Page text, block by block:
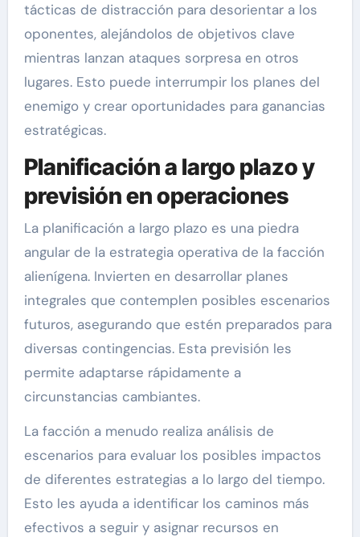
tácticas de distracción para desorientar a los
oponentes, alejándolos de objetivos clave
mientras lanzan ataques sorpresa en otros
lugares. Esto puede interrumpir los planes del
enemigo y crear oportunidades para ganancias
estratégicas.
Planificación a largo plazo y
previsión en operaciones
La planificación a largo plazo es una piedra
angular de la estrategia operativa de la facción
alienígena. Invierten en desarrollar planes
integrales que contemplen posibles escenarios
futuros, asegurando que estén preparados para
diversas contingencias. Esta previsión les
permite adaptarse rápidamente a
circunstancias cambiantes.
La facción a menudo realiza análisis de
escenarios para evaluar los posibles impactos
de diferentes estrategias a lo largo del tiempo.
Esto les ayuda a identificar los caminos más
efectivos a seguir y asignar recursos en